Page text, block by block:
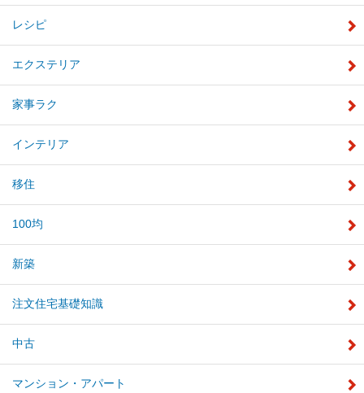
レシピ
エクステリア
家事ラク
インテリア
移住
100均
新築
注文住宅基礎知識
中古
マンション・アパート